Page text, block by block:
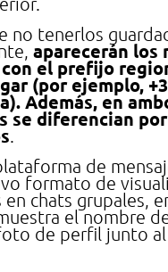
no tenerlos
aparecerán los
el prefijo
(por ejemplo,
Además, en
se diferencian
.
de
formato de
chats grupales,
el nombre
de perfil junto al